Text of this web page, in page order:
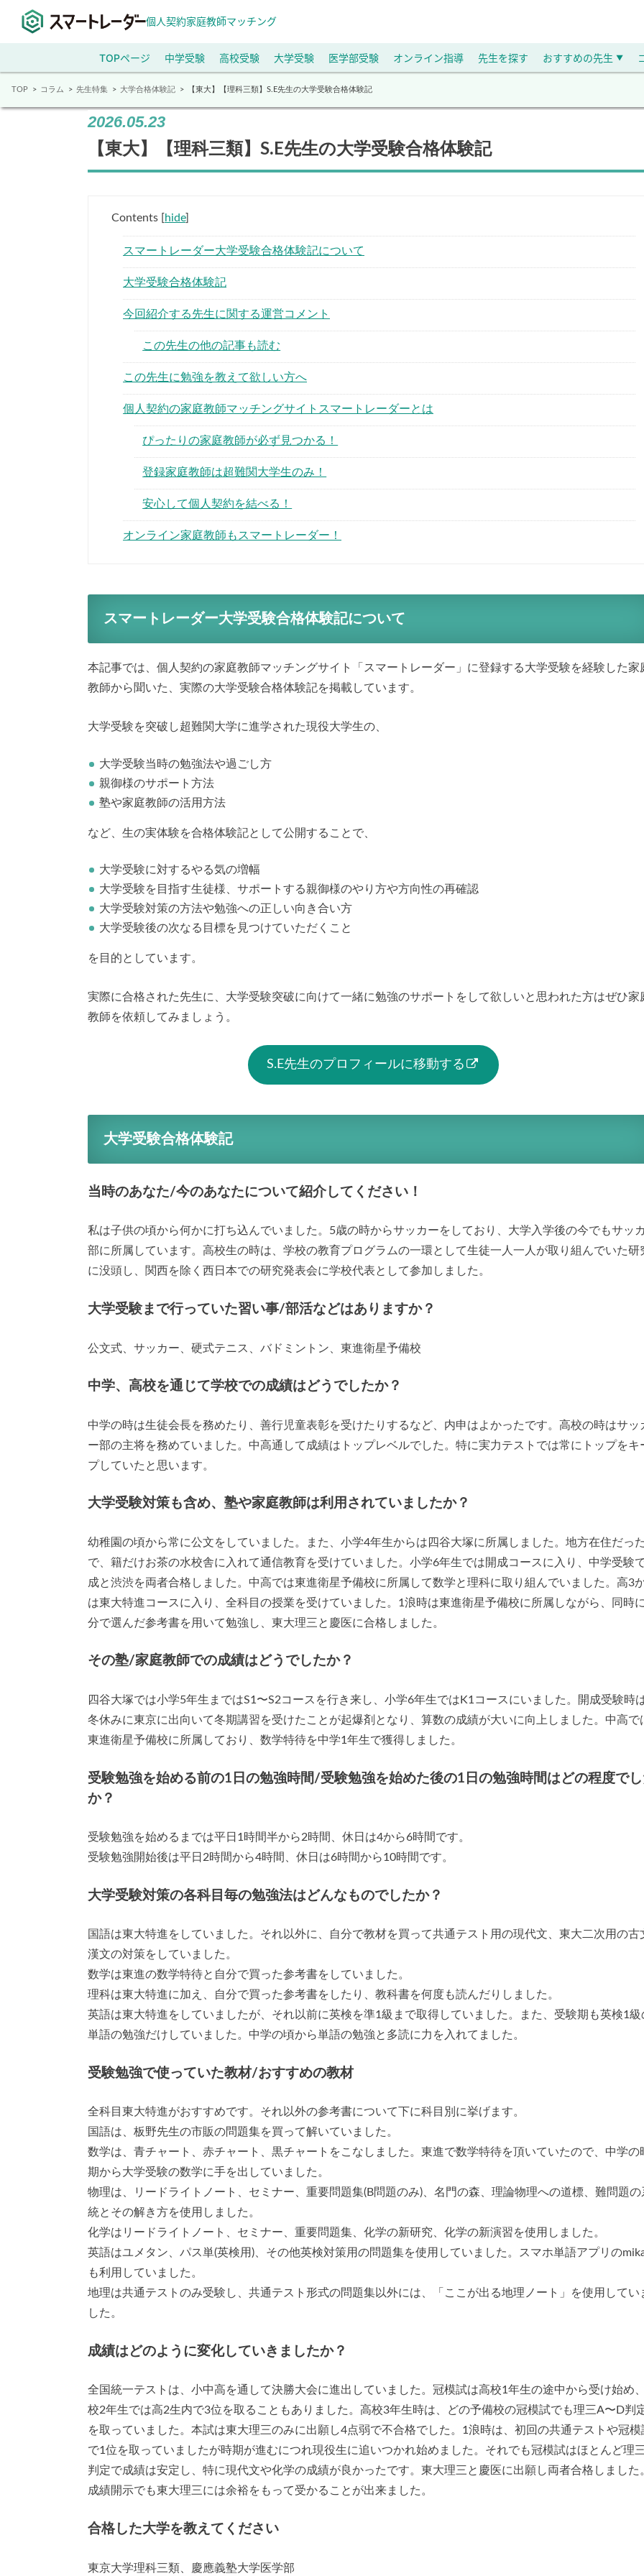
個人契約家庭教師マッチング
TOPページ 中学受験 高校受験 大学受験 医学部受験 オンライン指導 先生を探す おすすめの先生 ▼
TOP コラム 先生特集 大学合格体験記 【東大】【理科三類】S.E先生の大学受験合格体験記
2026.05.23
【東大】【理科三類】S.E先生の大学受験合格体験記
Contents [hide]
スマートレーダー大学受験合格体験記について
大学受験合格体験記
今回紹介する先生に関する運営コメント
この先生の他の記事も読む
この先生に勉強を教えて欲しい方へ
個人契約の家庭教師マッチングサイトスマートレーダーとは
ぴったりの家庭教師が必ず見つかる！
登録家庭教師は超難関大学生のみ！
安心して個人契約を結べる！
オンライン家庭教師もスマートレーダー！
スマートレーダー大学受験合格体験記について
本記事では、個人契約の家庭教師マッチングサイト「スマートレーダー」に登録する大学受験を経験した家
教師から聞いた、実際の大学受験合格体験記を掲載しています。
大学受験を突破し超難関大学に進学された現役大学生の、
大学受験当時の勉強法や過ごし方
親御様のサポート方法
塾や家庭教師の活用方法
など、生の実体験を合格体験記として公開することで、
大学受験に対するやる気の増幅
大学受験を目指す生徒様、サポートする親御様のやり方や方向性の再確認
大学受験対策の方法や勉強への正しい向き合い方
大学受験後の次なる目標を見つけていただくこと
を目的としています。
実際に合格された先生に、大学受験突破に向けて一緒に勉強のサポートをして欲しいと思われた方はぜひ家
教師を依頼してみましょう。
S.E先生のプロフィールに移動する
大学受験合格体験記
当時のあなた/今のあなたについて紹介してください！
私は子供の頃から何かに打ち込んでいました。5歳の時からサッカーをしており、大学入学後の今でもサッ
部に所属しています。高校生の時は、学校の教育プログラムの一環として生徒一人一人が取り組んでいた研
に没頭し、関西を除く西日本での研究発表会に学校代表として参加しました。
大学受験まで行っていた習い事/部活などはありますか？
公文式、サッカー、硬式テニス、バドミントン、東進衛星予備校
中学、高校を通じて学校での成績はどうでしたか？
中学の時は生徒会長を務めたり、善行児童表彰を受けたりするなど、内申はよかったです。高校の時はサッ
ー部の主将を務めていました。中高通して成績はトップレベルでした。特に実力テストでは常にトップをキ
プしていたと思います。
大学受験対策も含め、塾や家庭教師は利用されていましたか？
幼稚園の頃から常に公文をしていました。また、小学4年生からは四谷大塚に所属しました。地方在住だっ
で、籍だけお茶の水校舎に入れて通信教育を受けていました。小学6年生では開成コースに入り、中学受験
成と渋渋を両者合格しました。中高では東進衛星予備校に所属して数学と理科に取り組んでいました。高3
は東大特進コースに入り、全科目の授業を受けていました。1浪時は東進衛星予備校に所属しながら、同時
分で選んだ参考書を用いて勉強し、東大理三と慶医に合格しました。
その塾/家庭教師での成績はどうでしたか？
四谷大塚では小学5年生まではS1〜S2コースを行き来し、小学6年生ではK1コースにいました。開成受験時は
冬休みに東京に出向いて冬期講習を受けたことが起爆剤となり、算数の成績が大いに向上しました。中高で
東進衛星予備校に所属しており、数学特待を中学1年生で獲得しました。
受験勉強を始める前の1日の勉強時間/受験勉強を始めた後の1日の勉強時間はどの程度で
か？
受験勉強を始めるまでは平日1時間半から2時間、休日は4から6時間です。
受験勉強開始後は平日2時間から4時間、休日は6時間から10時間です。
大学受験対策の各科目毎の勉強法はどんなものでしたか？
国語は東大特進をしていました。それ以外に、自分で教材を買って共通テスト用の現代文、東大二次用の古
漢文の対策をしていました。
数学は東進の数学特待と自分で買った参考書をしていました。
理科は東大特進に加え、自分で買った参考書をしたり、教科書を何度も読んだりしました。
英語は東大特進をしていましたが、それ以前に英検を準1級まで取得していました。また、受験期も英検1級
単語の勉強だけしていました。中学の頃から単語の勉強と多読に力を入れてました。
受験勉強で使っていた教材/おすすめの教材
全科目東大特進がおすすめです。それ以外の参考書について下に科目別に挙げます。
国語は、板野先生の市販の問題集を買って解いていました。
数学は、青チャート、赤チャート、黒チャートをこなしました。東進で数学特待を頂いていたので、中学の
期から大学受験の数学に手を出していました。
物理は、リードライトノート、セミナー、重要問題集(B問題のみ)、名門の森、理論物理への道標、難問題の
統とその解き方を使用しました。
化学はリードライトノート、セミナー、重要問題集、化学の新研究、化学の新演習を使用しました。
英語はユメタン、パス単(英検用)、その他英検対策用の問題集を使用していました。スマホ単語アプリの
も利用していました。
地理は共通テストのみ受験し、共通テスト形式の問題集以外には、「ここが出る地理ノート」を使用してい
した。
成績はどのように変化していきましたか？
全国統一テストは、小中高を通して決勝大会に進出していました。冠模試は高校1年生の途中から受け始め
校2年生では高2生内で3位を取ることもありました。高校3年生時は、どの予備校の冠模試でも理三A〜D判
を取っていました。本試は東大理三のみに出願し4点弱で不合格でした。1浪時は、初回の共通テストや冠模
で1位を取っていましたが時期が進むにつれ現役生に追いつかれ始めました。それでも冠模試はほとんど理
判定で成績は安定し、特に現代文や化学の成績が良かったです。東大理三と慶医に出願し両者合格しました
成績開示でも東大理三には余裕をもって受かることが出来ました。
合格した大学を教えてください
東京大学理科三類、慶應義塾大学医学部